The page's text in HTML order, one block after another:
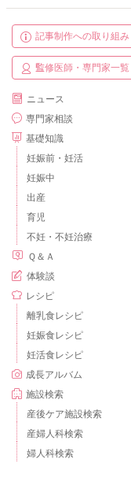
記事制作への取り組み
監修医師・専門家一覧
ニュース
専門家相談
基礎知識
妊娠前・妊活
妊娠中
出産
育児
不妊・不妊治療
Ｑ＆Ａ
体験談
レシピ
離乳食レシピ
妊娠食レシピ
妊活食レシピ
成長アルバム
施設検索
産後ケア施設検索
産婦人科検索
婦人科検索